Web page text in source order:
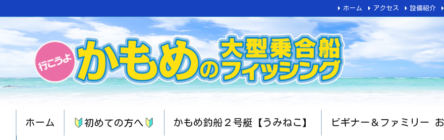
ホーム 初めての方へ かもめ釣船２号艇【うみねこ】 ビギナー＆ファミリー
ホーム アクセス 設備紹介